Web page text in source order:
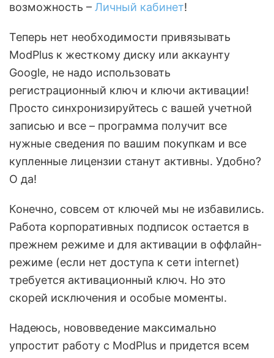
возможность – Личный кабинет!
Теперь нет необходимости привязывать
ModPlus к жесткому диску или аккаунту
Google, не надо использовать
регистрационный ключ и ключи активации!
Просто синхронизируйтесь с вашей учетной
записью и все – программа получит все
нужные сведения по вашим покупкам и все
купленные лицензии станут активны. Удобно?
О да!
Конечно, совсем от ключей мы не избавились.
Работа корпоративных подписок остается в
прежнем режиме и для активации в оффлайн-
режиме (если нет доступа к сети internet)
требуется активационный ключ. Но это
скорей исключения и особые моменты.
Надеюсь, нововведение максимально
упростит работу с ModPlus и придется всем